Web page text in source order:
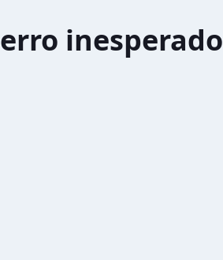
erro inesperado